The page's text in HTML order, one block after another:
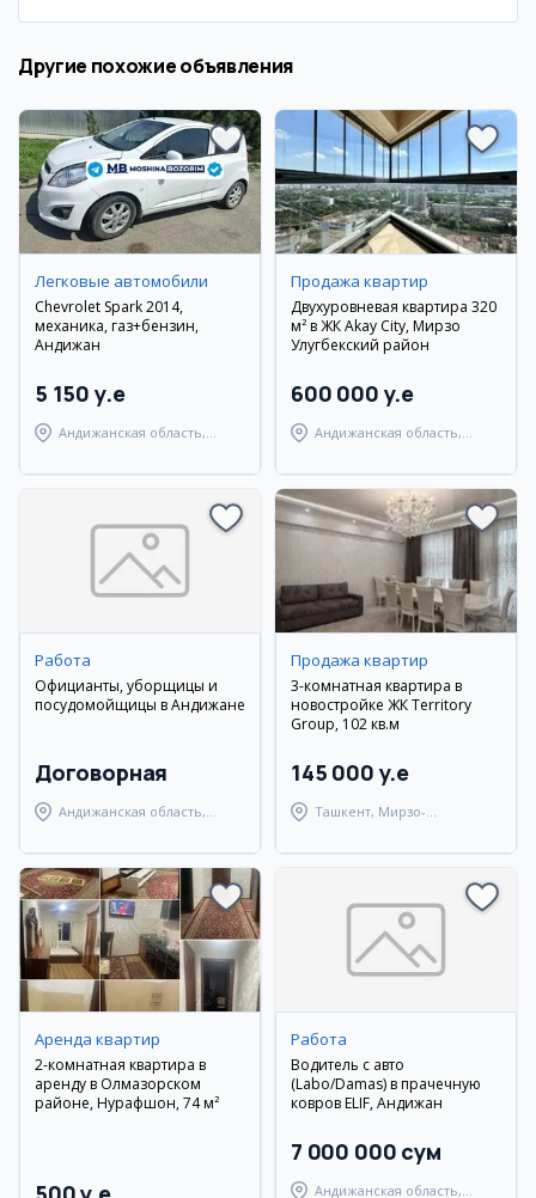
Другие похожие объявления
Легковые автомобили
Chevrolet Spark 2014,
механика, газ+бензин,
Андижан
5 150 y.e
Андижанская область,
Продажа квартир
Двухуровневая квартира 320
м² в ЖК Akay City, Мирзо
Улугбекский район
600 000 y.e
Андижанская область,
Работа
Официанты, уборщицы и
посудомойщицы в Андижане
Договорная
Андижанская область,
Продажа квартир
3-комнатная квартира в
новостройке ЖК Territory
Group, 102 кв.м
145 000 y.e
Ташкент, Мирзо-
Аренда квартир
2-комнатная квартира в
аренду в Олмазорском
районе, Нурафшон, 74 м²
Работа
Водитель с авто
(Labo/Damas) в прачечную
ковров ELIF, Андижан
7 000 000 сум
Андижанская область,